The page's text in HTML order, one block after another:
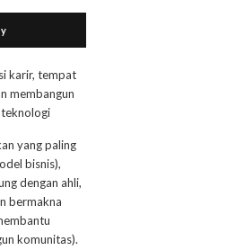
karir, tempat
membangun
yang paling
bisnis),
dengan ahli,
bermakna
komunitas).